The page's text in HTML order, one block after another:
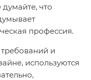
что
профессия.
и
используются